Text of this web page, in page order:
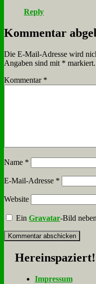
Reply
Kommentar
Die E-Mail-Adresse wird
Angaben sind mit * markiert.
Kommentar *
Name *
E-Mail-Adresse *
Website
EinGravatar-Bild
Her­ein­spa­ziert!
Im­pres­sum